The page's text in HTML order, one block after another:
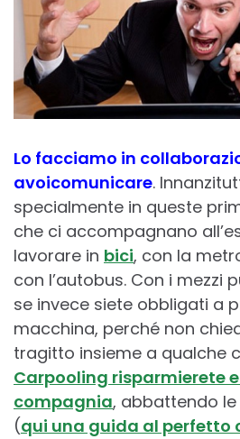
Lo facciamo in
avoicomunicare.
specialmente in queste
che ci accompagnano
lavorare in bici, con la
con l’autobus. Con i mezzi
se invece siete obbligati a
macchina, perché non
tragitto insieme a qualche
Carpooling risparmierete
compagnia, abbattendo le
(qui una guida al perfetto